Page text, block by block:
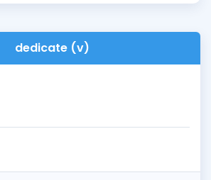
dedicate (v)